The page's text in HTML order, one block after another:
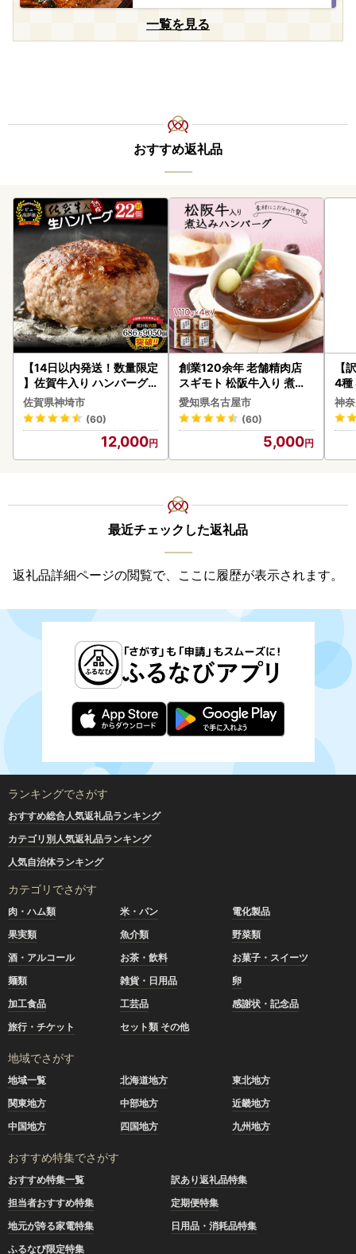
一覧を見る
おすすめ返礼品
【14日以内発送！数量限定
】佐賀牛入り ハンバーグ 2
2個 2.6kg(120g×22個)(H
083106)
佐賀県神埼市
(60)
12,000
創業120余年 老舗精肉店
スギモト 松阪牛入り 煮込
み ハンバーグ 110g×4枚
惣菜 お取り寄せ グルメ ハ
ンバーグ 冷凍
愛知県名古屋市
(60)
5,000
【
4種
神
最近チェックした返礼品
返礼品詳細ページの閲覧で、ここに履歴が表示されます。
ランキングでさがす
おすすめ総合人気返礼品ランキング
カテゴリ別人気返礼品ランキング
人気自治体ランキング
カテゴリでさがす
肉・ハム類 米・パン
電化製品
果実類
魚介類
野菜類
酒・アルコール
お茶・飲料
お菓子・スイーツ
麺類
雑貨・日用品
卵
加工食品
工芸品
感謝状・記念品
旅行・チケット
セット類 その他
地域でさがす
地域一覧 北海道地方
東北地方
関東地方
中部地方
近畿地方
中国地方
四国地方 九州地方
おすすめ特集でさがす
おすすめ特集一覧
訳あり返礼品特集
担当者おすすめ特集
定期便特集
地元が誇る家電特集
日用品・消耗品特集
ふるなび限定特集